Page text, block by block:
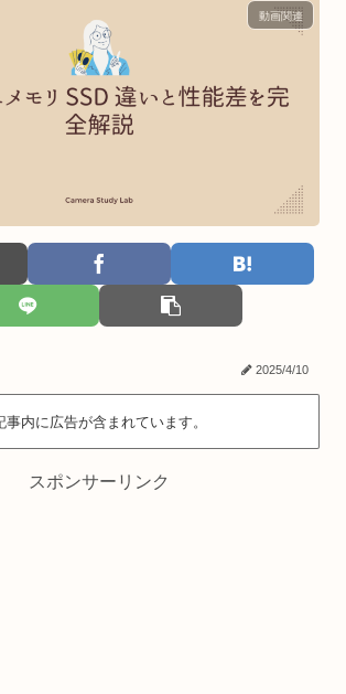
動画関連
2025/4/10
事内に広告が含まれています。
スポンサーリンク